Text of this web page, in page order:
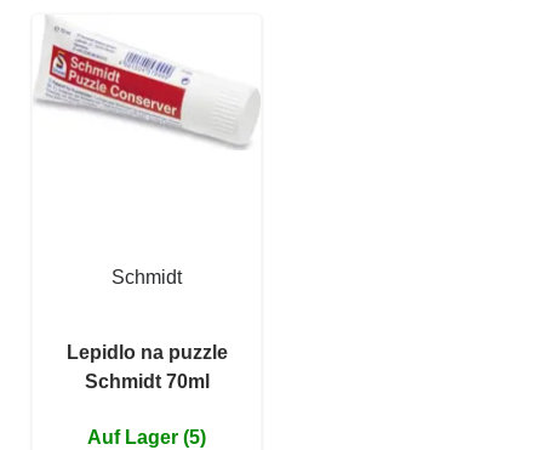
Schmidt
Lepidlo na puzzle
Schmidt 70ml
Auf Lager (5)